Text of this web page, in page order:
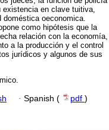
en clave tuitiva,
doméstica oeconomica.
como hipótesis que la
relación con la economía,
a la producción y el control
jurídicos y algunos de sus
· Spanish ( pdf )